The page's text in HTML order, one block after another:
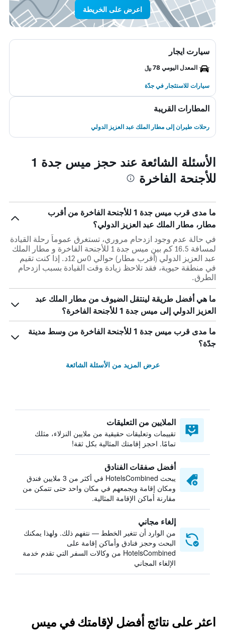
اعرض على الخريطة
سيارت ايجار
المعدل اليومي 78 ﷼
سيارات للاستئجار في جدّة
المطارات القريبة
رحلات طيران إلى مطار الملك عبد العزيز الدولي
الأسئلة الشائعة عند حجز ميس جدة 1
للأجنحة الفاخرة
ما مدى قرب ميس جدة 1 للأجنحة الفاخرة من أقرب
مطار، مطار الملك عبد العزيز الدولي؟
في حالة عدم وجود ازدحام مروري، تستغرق عموماً رحلة القيادة
لمسافة 16.5 كم بين ميس جدة 1 للأجنحة الفاخرة و مطار الملك
عبد العزيز الدولي (أقرب مطار) حوالي 0س 12د. إذا كنت تقيم
في منطقة حيوية، فقد تلاحظ زيادة وقت القيادة بسبب ازدحام
الطرق.
ما هي أفضل طريقة لينتقل الضيوف من مطار الملك عبد
العزيز الدولي إلى ميس جدة 1 للأجنحة الفاخرة؟
ما مدى قرب ميس جدة 1 للأجنحة الفاخرة من وسط مدينة
جدّة؟
عرض المزيد من الأسئلة الشائعة
الملايين من التعليقات
تقييمات وتعليقات حقيقية من ملايين النزلاء، مثلك
تمامًا. احجز إقامتك المثالية بكل ثقة!
أفضل صفقات الفنادق
يبحث HotelsCombined في أكثر من 3 ملايين فندق
ومكان إقامة ويجمعهم في مكان واحد حتى تتمكن من
مقارنة أماكن الإقامة المثالية.
إلغاء مجاني
من الوارد أن تتغير الخطط — نتفهم ذلك. ولهذا يمكنك
البحث وحجز فنادق وأماكن إقامة على
HotelsCombined من وكالات السفر التي تقدم خدمة
الإلغاء المجاني
اعثر على نتائج أفضل لإقامتك في ميس